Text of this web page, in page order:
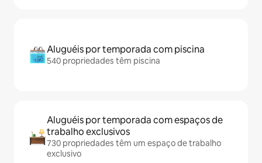
Aluguéis por temporada com piscina
540 propriedades têm piscina
Aluguéis por temporada com espaços de
trabalho exclusivos
730 propriedades têm um espaço de trabalho
exclusivo